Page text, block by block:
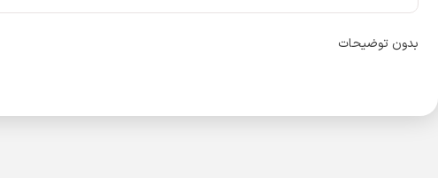
بدون توضیحات